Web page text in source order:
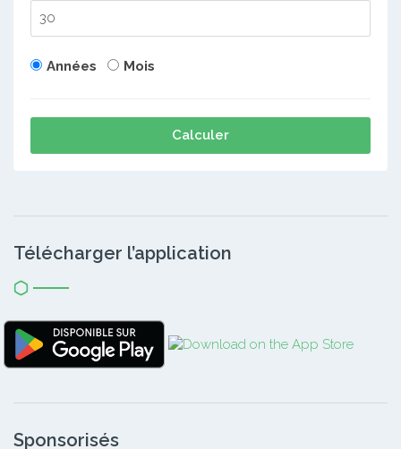
Années Mois
Calculer
Télécharger l’application
Sponsorisés